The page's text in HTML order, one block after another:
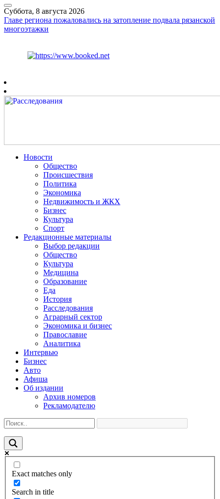
Суббота, 8 августа 2026
Главе региона пожаловались на затопление подвала рязанской
многоэтажки
Новости
Общество
Происшествия
Политика
Экономика
Недвижимость и ЖКХ
Бизнес
Культура
Спорт
Редакционные материалы
Выбор редакции
Общество
Культура
Медицина
Образование
Еда
История
Расследования
Аграрный сектор
Экономика и бизнес
Православие
Аналитика
Интервью
Бизнес
Авто
Афиша
Об издании
Архив номеров
Рекламодателю
Exact matches only
Search in title